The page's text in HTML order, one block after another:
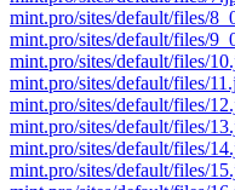
mint.pro/sites/default/files/
mint.pro/sites/default/files/
mint.pro/sites/default/files/
mint.pro/sites/default/files/
mint.pro/sites/default/files/
mint.pro/sites/default/files/
mint.pro/sites/default/files/
mint.pro/sites/default/files/